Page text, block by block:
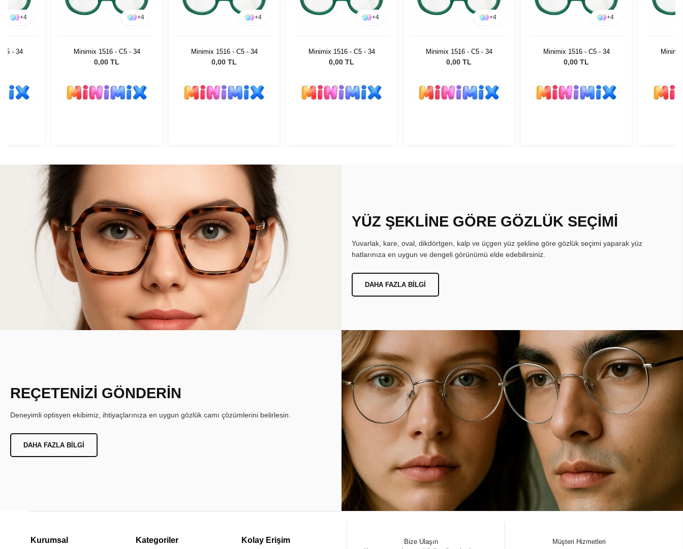
+4
- 34
+4
Minimix 1516 - C5 - 34
0,00 TL
+4
Minimix 1516 - C5 - 34
0,00 TL
+4
Minimix 1516 - C5 - 34
0,00 TL
+4
Minimix 1516 - C5 - 34
0,00 TL
+4
Minimix 1516 - C5 - 34
0,00 TL
YÜZ ŞEKLİNE GÖRE GÖZLÜK SEÇİMİ
Yuvarlak, kare, oval, dikdörtgen, kalp ve üçgen yüz şekline göre gözlük seçimi yaparak yüz
hatlarınıza en uygun ve dengeli görünümü elde edebilirsiniz.
DAHA FAZLA BILGI
REÇETENİZİ GÖNDERİN
Deneyimli optisyen ekibimiz, ihtiyaçlarınıza en uygun gözlük camı çözümlerini belirlesin.
DAHA FAZLA BILGI
Kurumsal Kategoriler Kolay Erişim
Bize Ulaşın
Müşteri Hizmetleri